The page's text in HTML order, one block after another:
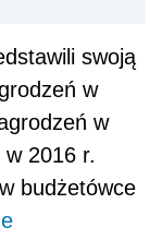
swoją
w
w
2016 r.
budżetówce